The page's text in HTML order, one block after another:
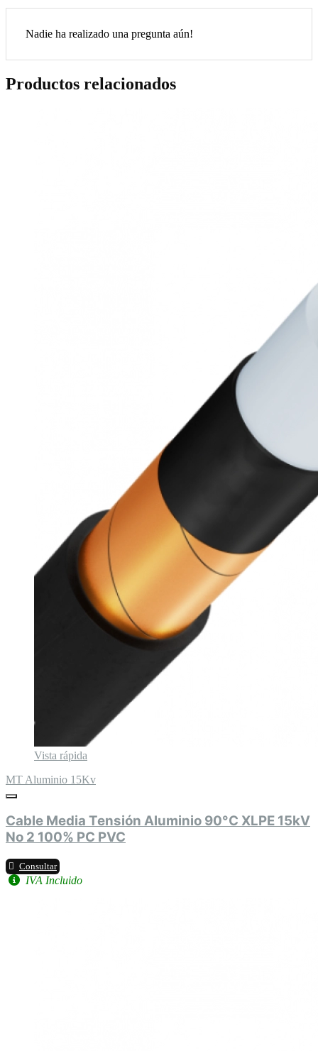
Nadie ha realizado una pregunta aún!
Productos relacionados
Vista rápida
MT Aluminio 15Kv
Cable Media Tensión Aluminio 90°C XLPE 15kV
No 2 100% PC PVC
Consultar
IVA Incluido